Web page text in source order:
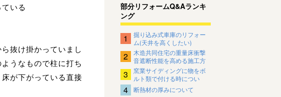
いる
抜け掛かっていまし
うなもので柱に打ち
が下がっている直接
部分リフォームQ&Aランキ
ング
1
掘り込み式車庫のリフォー
ム(天井を高くしたい)
2
木造共同住宅の重量床衝撃
音遮断性能を高める施工方
法について
3
窯業サイディングに物をボ
ルト類で付ける時につい
て。
4 断熱材の厚みについて